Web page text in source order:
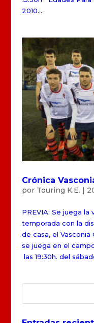
2010...
Crónica
por Touring K.E. |
PREVIA: Se juega
temporada con la
de casa, el
se juega en el
las 19:30h. del